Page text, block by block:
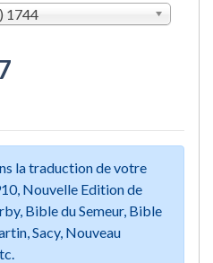
1744
la traduction de votre
Nouvelle Edition de
Bible du Semeur, Bible
Sacy, Nouveau